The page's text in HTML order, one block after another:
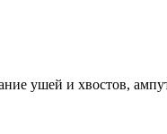
ушей и хвостов,